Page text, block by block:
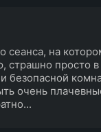
сеанса, на
страшно просто в
безопасной
очень